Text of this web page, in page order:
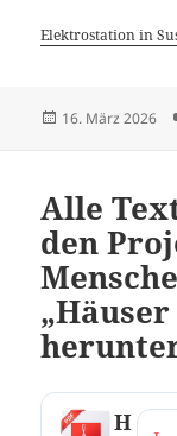
Elektrostation in
Veröffentlicht
16. März 2026
Alle
den
H